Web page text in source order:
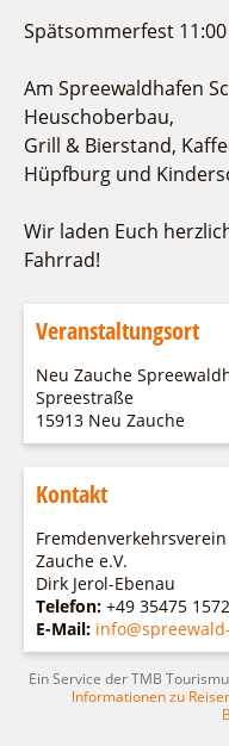
Spätsommerfest
Am Spreewaldhafen
Heuschoberbau,
Grill & Bierstand,
Hüpfburg und
Wir laden Euch
Fahrrad!
Veranstaltungsort
Neu Zauche
Spreestraße
15913 Neu Zauche
Kontakt
Zauche e.V.
Dirk Jerol-Ebenau
Telefon: +49 35475
E-Mail:
Ein Service der TMB
Informationen zu